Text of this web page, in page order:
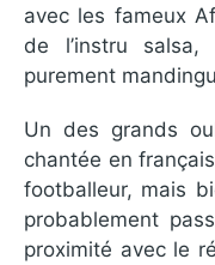
avec les fameux
de l’instru
purement
Un des grands
chantée en
footballeur, mais
probablement
proximité avec le